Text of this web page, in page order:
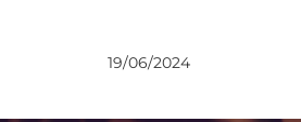
19/06/2024